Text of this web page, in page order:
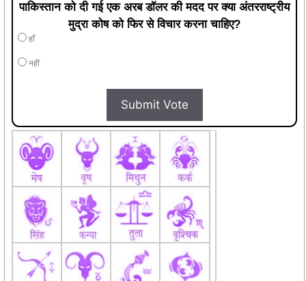
पाकिस्तान को दी गई एक अरब डॉलर की मदद पर क्या अंतरराष्ट्रीय
मुद्रा कोष को फिर से विचार करना चाहिए?
हाँ
नहीं
Submit Vote